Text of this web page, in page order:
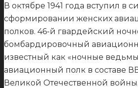
В октябре 1941 года вступил в
сформировании женских
полков. 46-й гвардейский
бомбардировочный
известный как «ночные
авиационный полк в составе
Великой Отечественной войны.